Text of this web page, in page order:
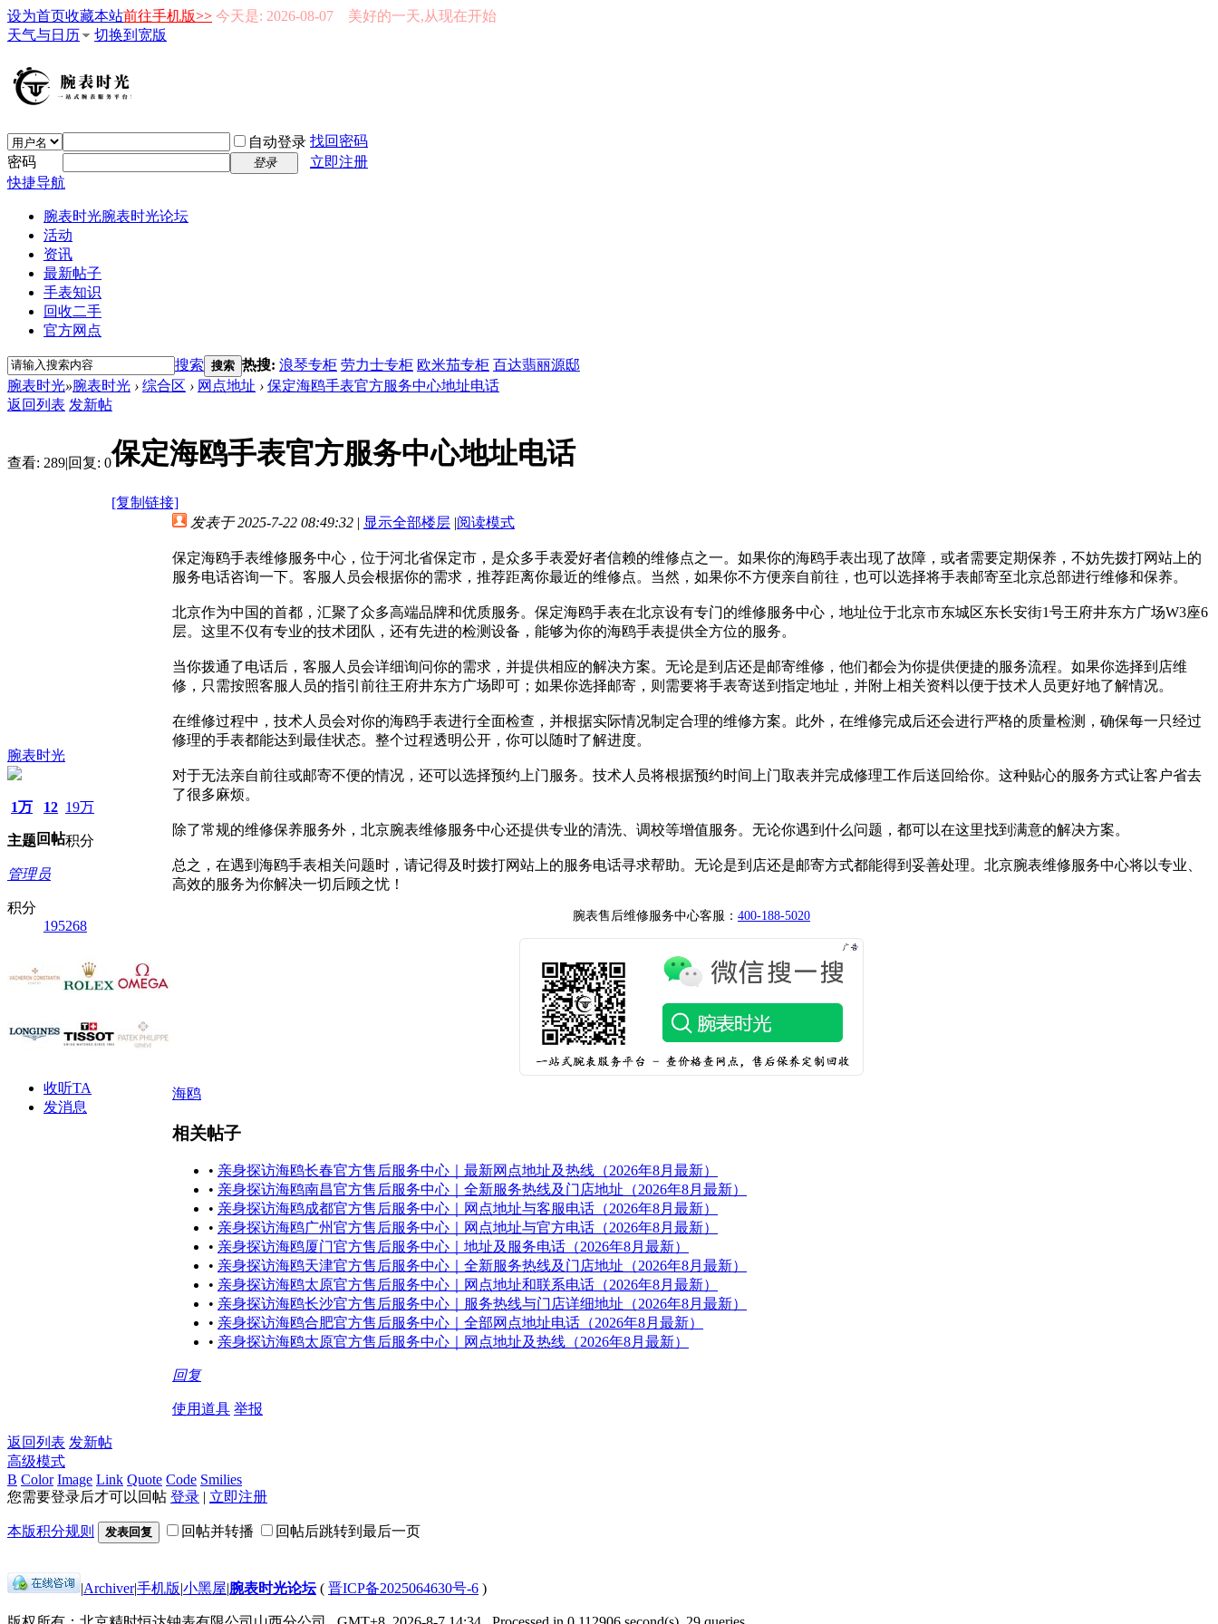
设为首页收藏本站前往手机版>> 今天是: 2026-08-07 美好的一天,从现在开始
天气与日历
切换到宽版
自动登录 找回密码
密码
登录
立即注册
快捷导航
腕表时光腕表时光论坛
活动
资讯
最新帖子
手表知识
回收二手
官方网点
搜索 搜索 热搜: 浪琴专柜 劳力士专柜 欧米茄专柜 百达翡丽源邸
腕表时光»腕表时光 › 综合区 › 网点地址 › 保定海鸥手表官方服务中心地址电话
返回列表 发新帖
查看: 289|回复: 0保定海鸥手表官方服务中心地址电话
[复制链接]
腕表时光
1万
主题
12
回帖
19万
积分
管理员
积分
195268
收听TA
发消息
发表于 2025-7-22 08:49:32 | 显示全部楼层 |阅读模式
保定海鸥手表维修服务中心，位于河北省保定市，是众多手表爱好者信赖的维修点之一。如果你的海鸥手表出现了故障，或者需要定期保养，不妨先拨打网站上的
服务电话咨询一下。客服人员会根据你的需求，推荐距离你最近的维修点。当然，如果你不方便亲自前往，也可以选择将手表邮寄至北京总部进行维修和保养。
北京作为中国的首都，汇聚了众多高端品牌和优质服务。保定海鸥手表在北京设有专门的维修服务中心，地址位于北京市东城区东长安街1号王府井东方广场W3座6
层。这里不仅有专业的技术团队，还有先进的检测设备，能够为你的海鸥手表提供全方位的服务。
当你拨通了电话后，客服人员会详细询问你的需求，并提供相应的解决方案。无论是到店还是邮寄维修，他们都会为你提供便捷的服务流程。如果你选择到店维
修，只需按照客服人员的指引前往王府井东方广场即可；如果你选择邮寄，则需要将手表寄送到指定地址，并附上相关资料以便于技术人员更好地了解情况。
在维修过程中，技术人员会对你的海鸥手表进行全面检查，并根据实际情况制定合理的维修方案。此外，在维修完成后还会进行严格的质量检测，确保每一只经过
修理的手表都能达到最佳状态。整个过程透明公开，你可以随时了解进度。
对于无法亲自前往或邮寄不便的情况，还可以选择预约上门服务。技术人员将根据预约时间上门取表并完成修理工作后送回给你。这种贴心的服务方式让客户省去
了很多麻烦。
除了常规的维修保养服务外，北京腕表维修服务中心还提供专业的清洗、调校等增值服务。无论你遇到什么问题，都可以在这里找到满意的解决方案。
总之，在遇到海鸥手表相关问题时，请记得及时拨打网站上的服务电话寻求帮助。无论是到店还是邮寄方式都能得到妥善处理。北京腕表维修服务中心将以专业、
高效的服务为你解决一切后顾之忧！
腕表售后维修服务中心客服： 400-188-5020
海鸥
相关帖子
• 亲身探访海鸥长春官方售后服务中心｜最新网点地址及热线（2026年8月最新）
• 亲身探访海鸥南昌官方售后服务中心｜全新服务热线及门店地址（2026年8月最新）
• 亲身探访海鸥成都官方售后服务中心｜网点地址与客服电话（2026年8月最新）
• 亲身探访海鸥广州官方售后服务中心｜网点地址与官方电话（2026年8月最新）
• 亲身探访海鸥厦门官方售后服务中心｜地址及服务电话（2026年8月最新）
• 亲身探访海鸥天津官方售后服务中心｜全新服务热线及门店地址（2026年8月最新）
• 亲身探访海鸥太原官方售后服务中心｜网点地址和联系电话（2026年8月最新）
• 亲身探访海鸥长沙官方售后服务中心｜服务热线与门店详细地址（2026年8月最新）
• 亲身探访海鸥合肥官方售后服务中心｜全部网点地址电话（2026年8月最新）
• 亲身探访海鸥太原官方售后服务中心｜网点地址及热线（2026年8月最新）
回复
使用道具 举报
返回列表 发新帖
高级模式
B Color Image Link Quote Code Smilies
您需要登录后才可以回帖 登录 | 立即注册
本版积分规则 发表回复 回帖并转播 回帖后跳转到最后一页
|Archiver|手机版|小黑屋|腕表时光论坛( 晋ICP备2025064630号-6 )